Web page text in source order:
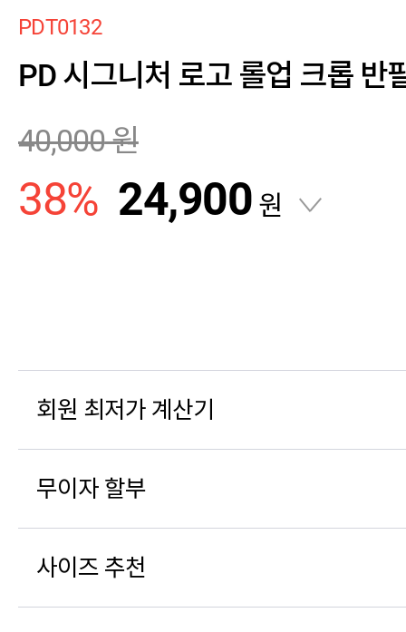
PDT0132
PD 시그니처 로고 롤업 크롭 반
40,000원
38% 24,900 원
회원 최저가 계산기
무이자 할부
사이즈 추천